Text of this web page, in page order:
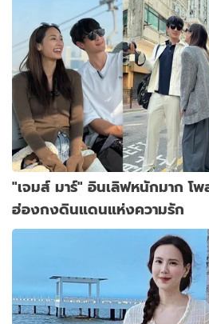
"เจมส์ มาร์" อินเลิฟหนักมาก โ
ฮ่องกงดินแดนแห่งความรัก